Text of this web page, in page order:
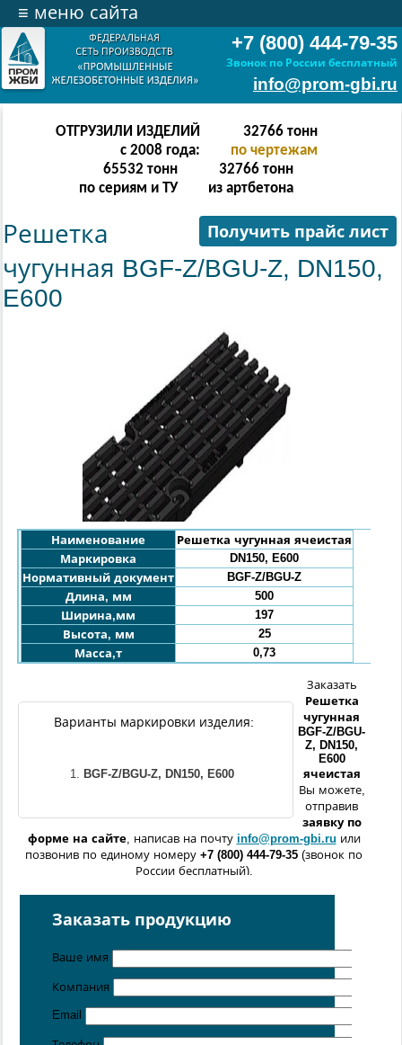
+7 (800) 444-79-35
Звонок по России бесплатный
info@prom-gbi.ru
≡ меню сайта
ОТГРУЗИЛИ ИЗДЕЛИЙ
с 2008 года:
65534тонн
по чертежам
131068 тонн
по сериям и ТУ
65534 тонн
из артбетона
Получить прайс лист
Решетка
чугунная BGF-Z/BGU-Z, DN150,
E600
Наименование
Решетка чугунная ячеистая
Маркировка
DN150, E600
Нормативный документ
BGF-Z/BGU-Z
Длина, мм
500
Ширина,мм
197
Высота, мм
25
Масса,т
0,73
Варианты маркировки изделия:
BGF-Z/BGU-Z, DN150, E600
Заказать
Решетка
чугунная
BGF-Z/BGU-
Z, DN150,
E600
ячеистая
Вы можете,
отправив
заявку по
форме на сайте, написав на почту info@prom-gbi.ru или
позвонив по единому номеру +7 (800) 444-79-35 (звонок по
России бесплатный).
Возможно изготовление железобетонных изделийпо
чертежам заказчика
расположенных в
Цена от 5 руб. / кг
Заказать продукцию
Ваше имя
Компания
Email